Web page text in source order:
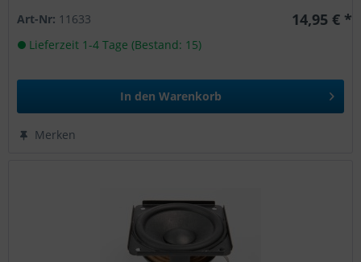
Art-Nr: 11633 14,95 € *
Lieferzeit 1-4 Tage (Bestand: 15)
In den Warenkorb
Merken